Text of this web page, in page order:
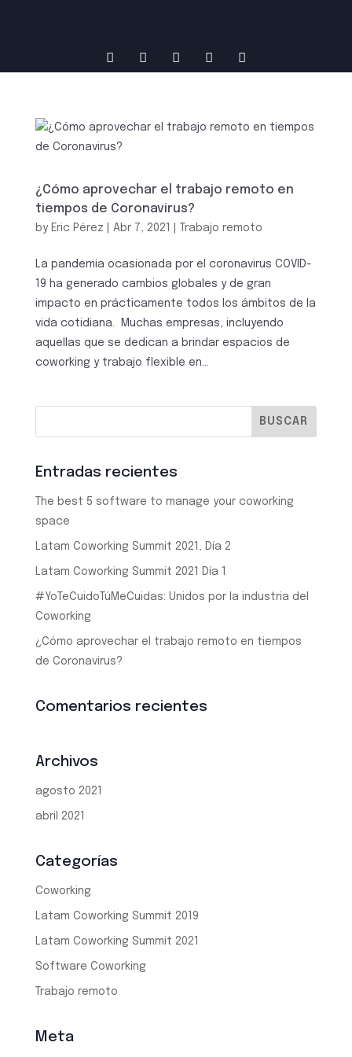
¿Cómo aprovechar el trabajo remoto en
tiempos de Coronavirus?
by Eric Pérez Abr 7, 2021 Trabajo remoto
La pandemia ocasionada por el coronavirus COVID-
19 ha generado cambios globales y de gran
impacto en prácticamente todos los ámbitos de la
vida cotidiana. Muchas empresas, incluyendo
aquellas que se dedican a brindar espacios de
coworking y trabajo flexible en...
Entradas recientes
The best 5 software to manage your coworking
space
Latam Coworking Summit 2021, Día 2
Latam Coworking Summit 2021 Día 1
#YoTeCuidoTúMeCuidas: Unidos por la industria del
Coworking
¿Cómo aprovechar el trabajo remoto en tiempos
de Coronavirus?
Comentarios recientes
Archivos
agosto 2021
abril 2021
Categorías
Coworking
Latam Coworking Summit 2019
Latam Coworking Summit 2021
Software Coworking
Trabajo remoto
Meta